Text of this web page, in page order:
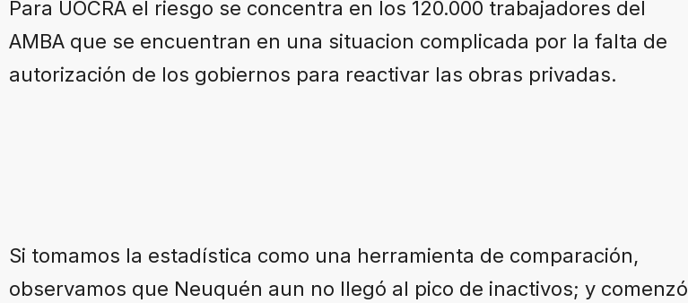
Para UOCRA el riesgo se concentra en los 120.000 trabajadores del
AMBA que se encuentran en una situacion complicada por la falta de
autorización de los gobiernos para reactivar las obras privadas.
Si tomamos la estadística como una herramienta de comparación,
observamos que Neuquén aun no llegó al pico de inactivos; y comenzó